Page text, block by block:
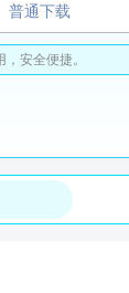
普通下载
安全便捷。